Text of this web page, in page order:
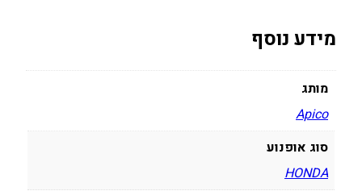
מידע נוסף
מותג
Apico
סוג אופנוע
HONDA